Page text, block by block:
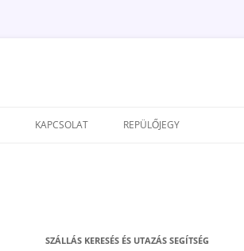
KAPCSOLAT REPÜLŐJEGY
SZÁLLÁS KERESÉS ÉS UTAZÁS SEGÍTSÉG